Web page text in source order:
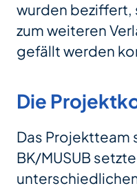
wurden beziffert,
zum weiteren
gefällt werden
Die
Das Projektteam
BK/MUSUB